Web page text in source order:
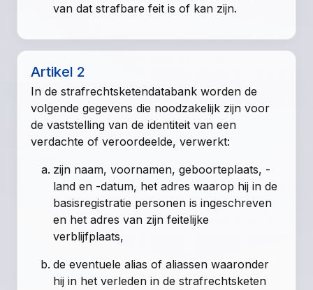
van dat strafbare feit is of kan zijn.
Artikel 2
In de strafrechtsketendatabank worden de
volgende gegevens die noodzakelijk zijn voor
de vaststelling van de identiteit van een
verdachte of veroordeelde, verwerkt:
zijn naam, voornamen, geboorteplaats, -
land en -datum, het adres waarop hij in de
basisregistratie personen is ingeschreven
en het adres van zijn feitelijke
verblijfplaats,
de eventuele alias of aliassen waaronder
hij in het verleden in de strafrechtsketen